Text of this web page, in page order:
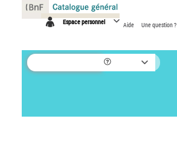
Espace personnel Aide Une question ?
Panneau de gestion des cookies